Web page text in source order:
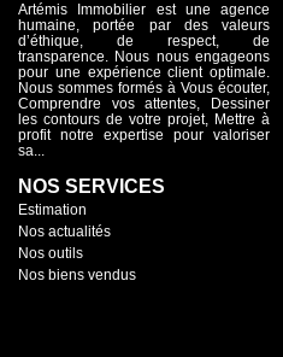
Artémis Immobilier est une agence
humaine, portée par des valeurs
d’éthique, de respect, de
transparence. Nous nous engageons
pour une expérience client optimale.
Nous sommes formés à Vous écouter,
Comprendre vos attentes, Dessiner
les contours de votre projet, Mettre à
profit notre expertise pour valoriser
sa...
NOS SERVICES
Estimation
Nos actualités
Nos outils
Nos biens vendus